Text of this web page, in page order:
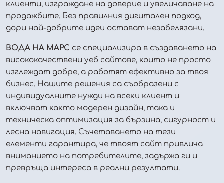
клиенти, изграждане на доверие и увеличаване на
продажбите. Без правилния дигитален подход,
дори най-добрите идеи остават незабелязани.
ВОДА НА МАРС се специализира в създаването на
висококачествени уеб сайтове, които не просто
изглеждат добре, а работят ефективно за твоя
бизнес. Нашите решения са съобразени с
индивидуалните нужди на всеки клиент и
включват както модерен дизайн, така и
техническа оптимизация за бързина, сигурност и
лесна навигация. Съчетаването на тези
елементи гарантира, че твоят сайт привлича
вниманието на потребителите, задържа ги и
превръща интереса в реални резултати.